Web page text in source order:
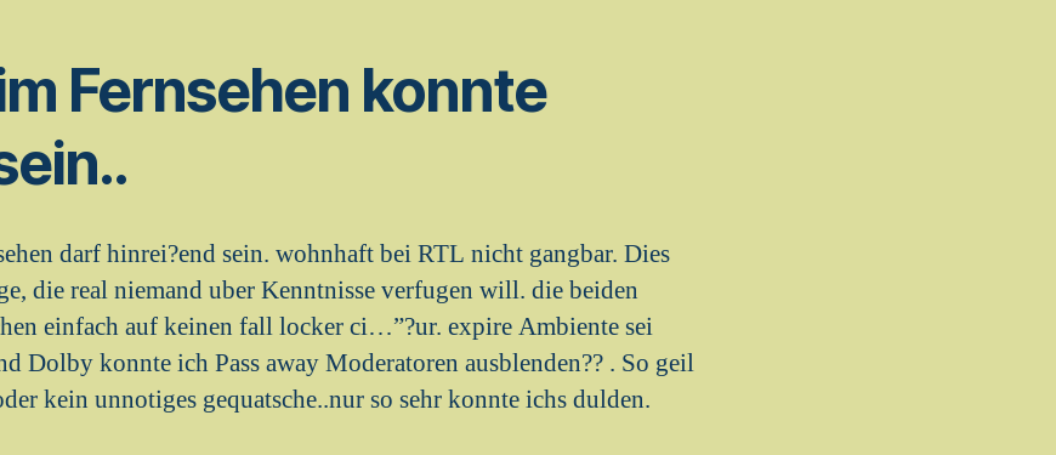
Fernsehen konnte
darf hinrei?end sein. wohnhaft bei RTL nicht gangbar. Dies
die real niemand uber Kenntnisse verfugen will. die beiden
einfach auf keinen fall locker ci…”?ur. expire Ambiente sei
Dolby konnte ich Pass away Moderatoren ausblenden?? . So geil
kein unnotiges gequatsche..nur so sehr konnte ichs dulden.